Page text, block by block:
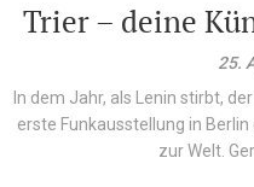
Trier – deine
25.
In dem Jahr, als Lenin stirbt,
erste Funkausstellung in
zur Welt.